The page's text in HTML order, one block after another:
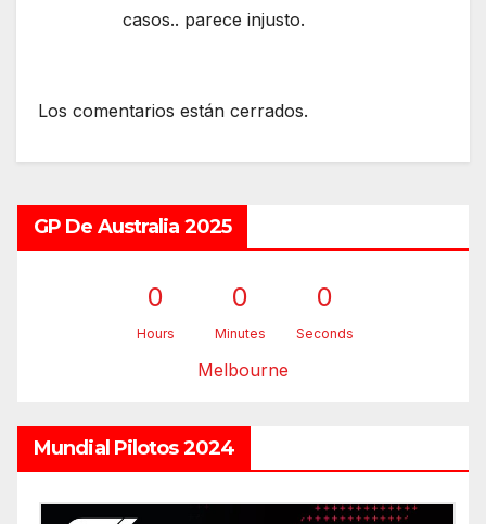
casos.. parece injusto.
Los comentarios están cerrados.
GP De Australia 2025
0
Hours
0
Minutes
0
Seconds
Melbourne
Mundial Pilotos 2024